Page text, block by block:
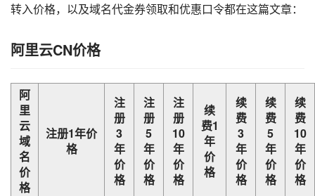
转入价格，以及域名代金券领取和优惠口令都在这篇文章：
阿里云CN价格
阿
里
云
域
名
价
格
注册1年价
格
注
册
3
年
价
格
注
册
5
年
价
格
注
册
10
年
价
格
续
费1
年
价
格
续
费
3
年
价
格
续
费
5
年
价
格
续
费
10
年
价
格